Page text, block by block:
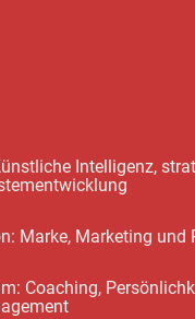
Intelligenz,
Marke, Marketing und
Coaching,